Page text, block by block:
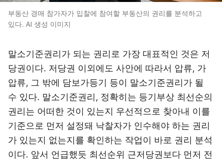
부동산 경매 참가자가 입찰에 참여할 부동산의 권리를 분석하고
있다. AI 생성 이미지
말소기준권리가 되는 권리로 가장 대표적인 것은 저
당권이다. 저당권 이외에도 사안에 따라서 압류, 가
압류, 그 밖에 담보가등기 등이 말소기준권리가 될
수 있다. 말소기준권리, 정확히는 등기부상 최선순의
권리는 어떠한 것이 있는지 우선적으로 찾아내 이를
기준으로 먼저 설정돼 낙찰자가 인수해야 하는 권리
가 있는지 없는지를 확인하는 작업이 바로 권리 분석
이다. 앞서 언급했듯 최선순위 근저당권보다 먼저 전